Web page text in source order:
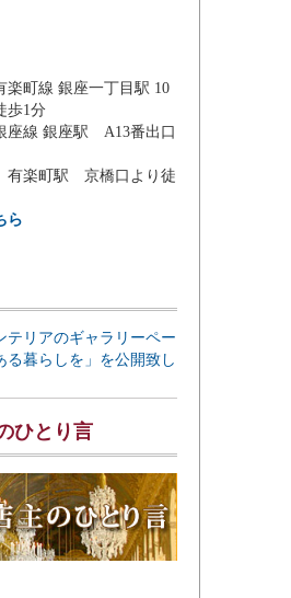
楽町線 銀座一丁目駅 10
歩1分
座線 銀座駅 A13番出口
有楽町駅 京橋口より徒
ら
テリアのギャラリーペー
る暮らしを」を公開致し
ひとり言